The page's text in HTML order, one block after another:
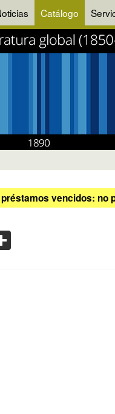
Catálogo
vencidos: